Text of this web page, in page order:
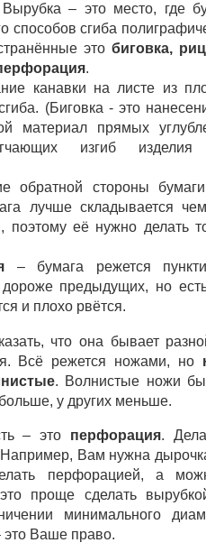
– это место, где
способов сгиба
это биговка,
.
канавки на листе из
(Биговка - это
материал прямых
изгиб
обратной стороны
лучше складывается
поэтому её нужно делать
– бумага режется
дороже предыдущих, но
и плохо рвётся.
что она бывает
Всё режется ножами, но
. Волнистые ножи
у других меньше.
– это перфорация.
Например, Вам нужна
перфорацией, а
проще сделать
минимального
это Ваше право.